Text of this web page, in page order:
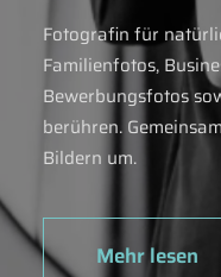
Fotografin für
Familienfotos,
Bewerbungsfotos
berühren.
Bildern um.
Mehr lesen